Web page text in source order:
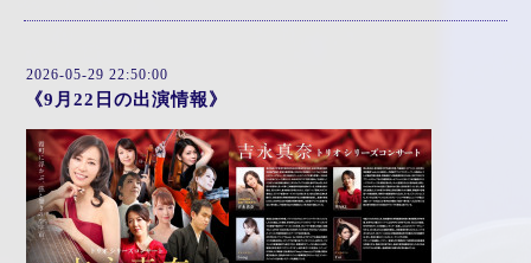
2026-05-29 22:50:00
《9月22日の出演情報》